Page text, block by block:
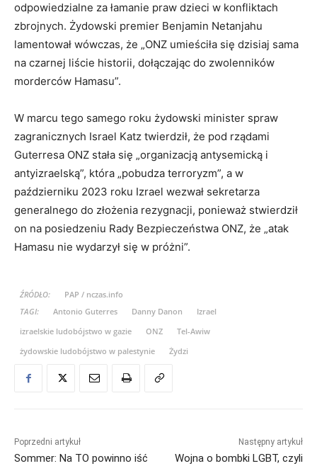
odpowiedzialne za łamanie praw dzieci w konfliktach
zbrojnych. Żydowski premier Benjamin Netanjahu
lamentował wówczas, że „ONZ umieściła się dzisiaj sama
na czarnej liście historii, dołączając do zwolenników
morderców Hamasu”.
W marcu tego samego roku żydowski minister spraw
zagranicznych Israel Katz twierdził, że pod rządami
Guterresa ONZ stała się „organizacją antysemicką i
antyizraelską”, która „pobudza terroryzm”, a w
październiku 2023 roku Izrael wezwał sekretarza
generalnego do złożenia rezygnacji, ponieważ stwierdził
on na posiedzeniu Rady Bezpieczeństwa ONZ, że „atak
Hamasu nie wydarzył się w próżni”.
ŹRÓDŁO:
PAP / nczas.info
TAGI:
Antonio Guterres Danny Danon
Izrael
izraelskie ludobójstwo w gazie
ONZ
Tel-Awiw
żydowskie ludobójstwo w palestynie
Żydzi
Poprzedni artykuł
Sommer: Na TO powinno iść
Następny artykuł
Wojna o bombki LGBT, czyli